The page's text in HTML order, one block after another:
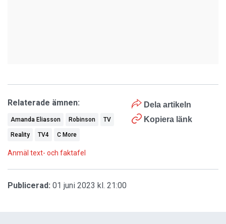
Dela artikeln
Kopiera länk
Relaterade ämnen:
Amanda Eliasson Robinson TV
Reality TV4 C More
Anmäl text- och faktafel
Publicerad: 01 juni 2023 kl. 21:00